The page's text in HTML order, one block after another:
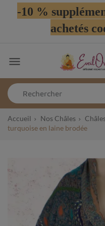
-10 %
achetés

Accueil Nos Châles
turquoise en laine brodée